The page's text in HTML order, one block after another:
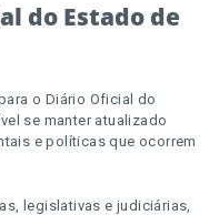
do Estado de
o Diário Oficial do
se manter atualizado
e políticas que ocorrem
legislativas e judiciárias,